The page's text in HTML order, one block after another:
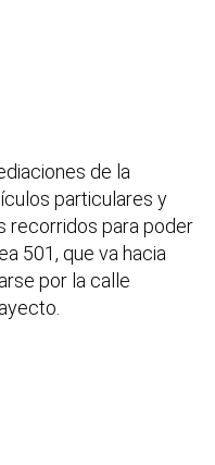
de la
particulares y
recorridos para poder
501, que va hacia
por la calle